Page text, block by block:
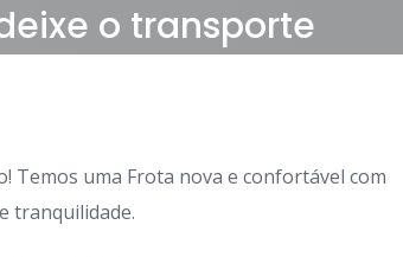
o transporte
Temos uma Frota nova e confortável com
tranquilidade.